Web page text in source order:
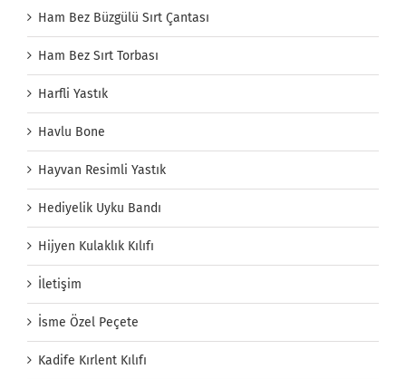
Ham Bez Büzgülü Sırt Çantası
Ham Bez Sırt Torbası
Harfli Yastık
Havlu Bone
Hayvan Resimli Yastık
Hediyelik Uyku Bandı
Hijyen Kulaklık Kılıfı
İletişim
İsme Özel Peçete
Kadife Kırlent Kılıfı